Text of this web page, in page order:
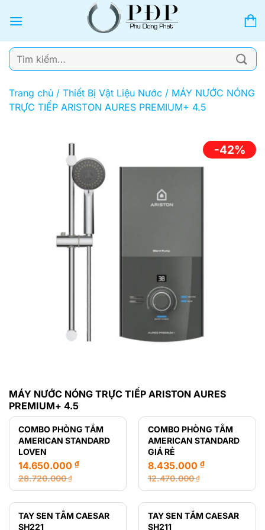
qua
dung
Tìm
kiếm:
Trang chủ / Thiết Bị Vật Liệu Nước / MÁY NƯỚC NÓNG
TRỰC TIẾP ARISTON AURES PREMIUM+ 4.5
-42%
MÁY NƯỚC NÓNG TRỰC TIẾP ARISTON AURES
PREMIUM+ 4.5
COMBO PHÒNG TẮM
AMERICAN STANDARD
LOVEN
28.720.000₫
Giá
gốc
là:
28.720.000 ₫.
14.650.000 ₫
Giá
hiện
tại
là:
COMBO PHÒNG TẮM
AMERICAN STANDARD
GIÁ RẺ
12.470.000₫
Giá
gốc
là:
12.470.000 ₫.
8.435.000 ₫
Giá
hiện
tại
là:
TAY SEN TẮM CAESAR
SH221
TAY SEN TẮM CAESAR
SH211